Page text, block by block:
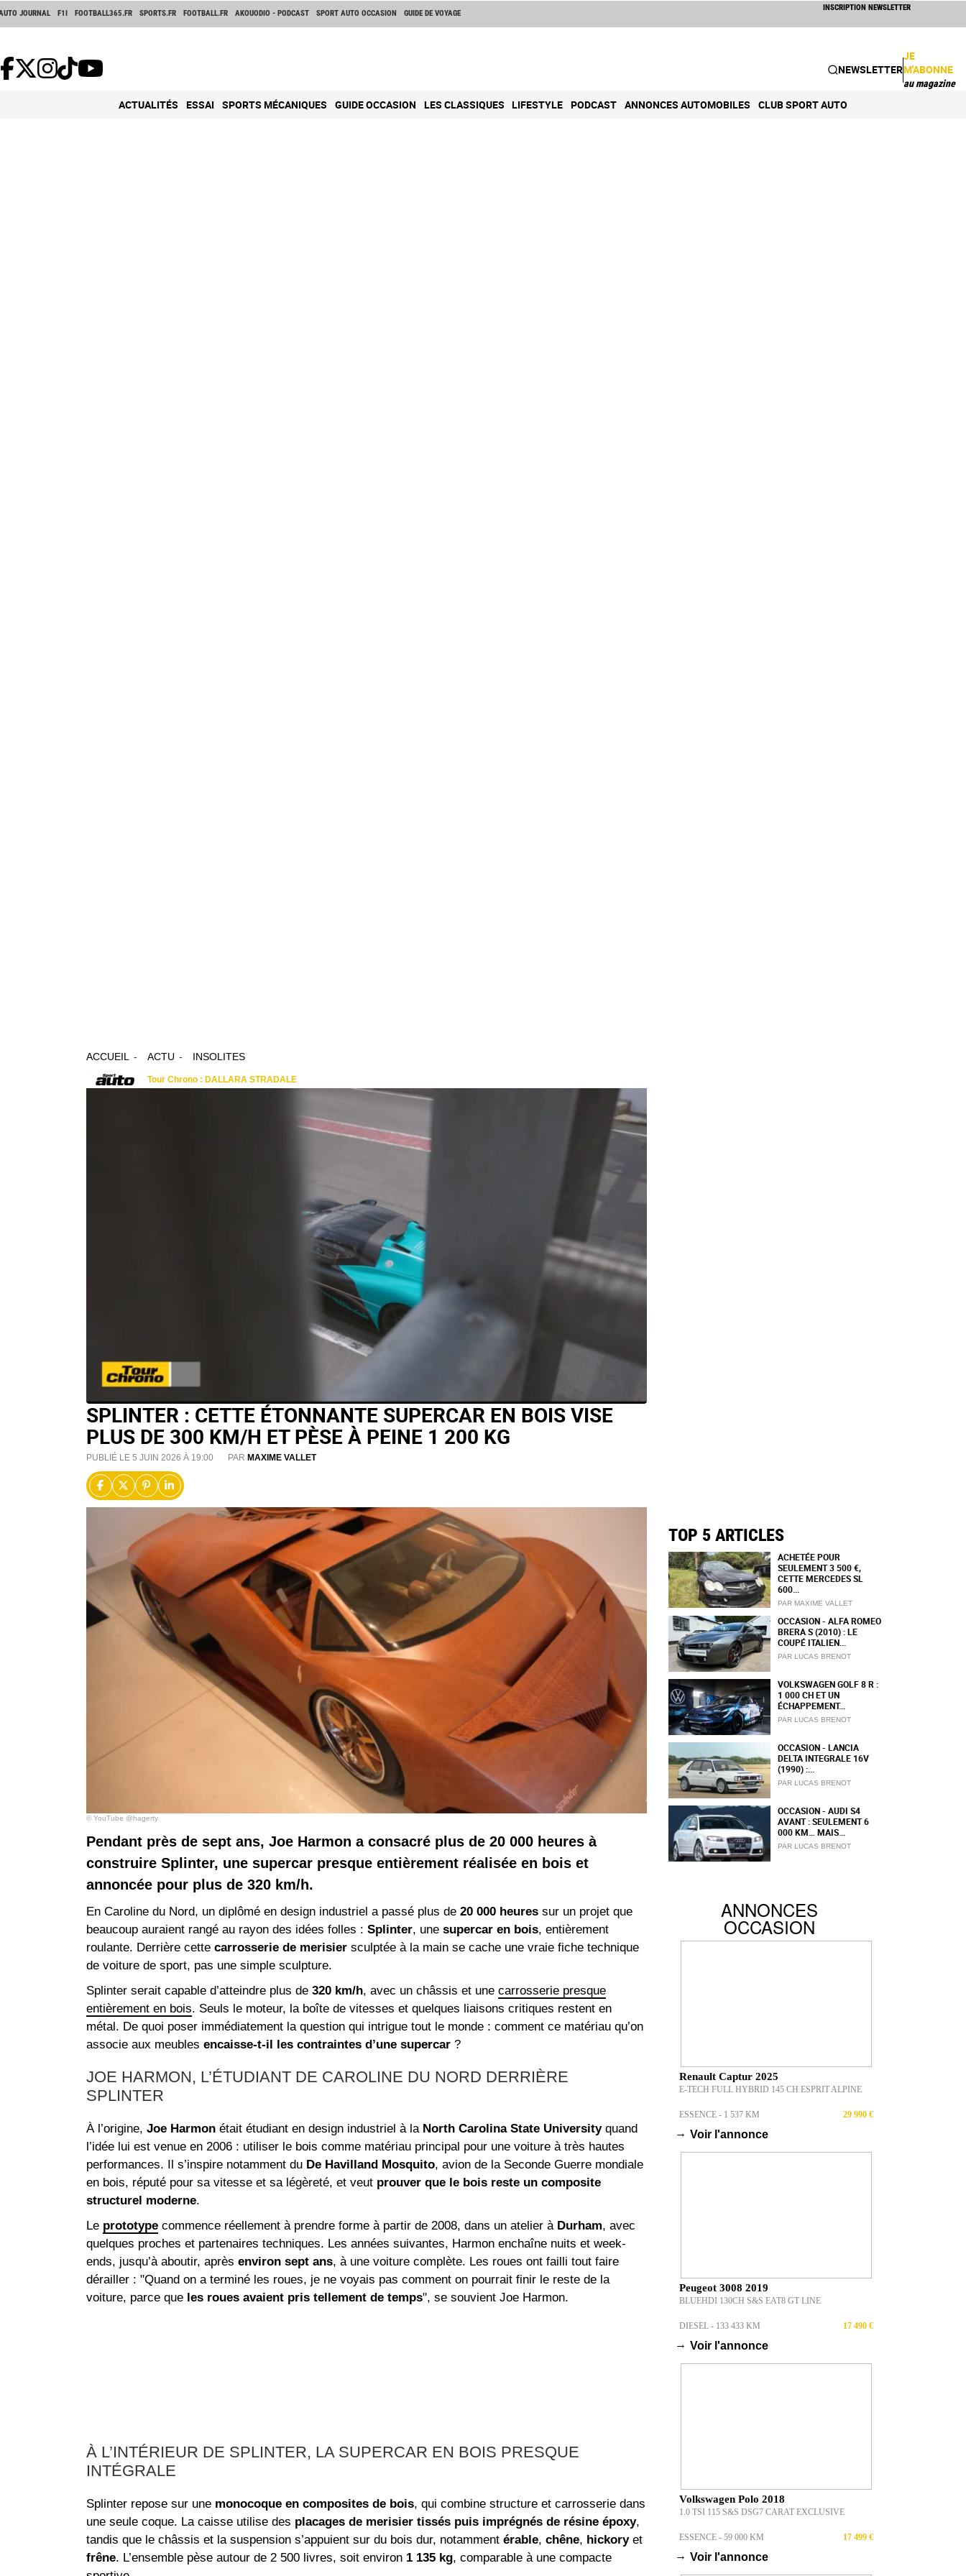
JOURNAL F1I FOOTBALL365.FR SPORTS.FR FOOTBALL.FR AKOUODIO - PODCAST SPORT AUTO OCCASION GUIDE DE VOYAGE
INSCRIPTION NEWSLETTER
NEWSLETTER
JE
M'ABONNE
au magazine
ACTUALITÉS ESSAI SPORTS MÉCANIQUES GUIDE OCCASION LES CLASSIQUES LIFESTYLE PODCAST ANNONCES AUTOMOBILES CLUB SPORT AUTO
ACCUEIL ACTU INSOLITES
SPLINTER : CETTE ÉTONNANTE SUPERCAR EN BOIS VISE
PLUS DE 300 KM/H ET PÈSE À PEINE 1 200 KG
PUBLIÉ LE 5 JUIN 2026 À 19:00 PAR MAXIME VALLET
© YouTube @hagerty
Pendant près de sept ans, Joe Harmon a consacré plus de 20 000 heures à
construire Splinter, une supercar presque entièrement réalisée en bois et
annoncée pour plus de 320 km/h.
En Caroline du Nord, un diplômé en design industriel a passé plus de 20 000 heuressur un projet que
beaucoup auraient rangé au rayon des idées folles : Splinter, une supercar en bois, entièrement
roulante. Derrière cette carrosserie de merisiersculptée à la main se cache une vraie fiche technique
de voiture de sport, pas une simple sculpture.
Splinter serait capable d’atteindre plus de 320 km/h, avec un châssis et une carrosserie presque
entièrement en bois. Seuls le moteur, la boîte de vitesses et quelques liaisons critiques restent en
métal. De quoi poser immédiatement la question qui intrigue tout le monde : comment ce matériau qu’on
associe aux meubles encaisse-t-il les contraintes d’une supercar?
JOE HARMON, L’ÉTUDIANT DE CAROLINE DU NORD DERRIÈRE
SPLINTER
À l’origine, Joe Harmonétait étudiant en design industriel à la North Carolina State Universityquand
l’idée lui est venue en 2006 : utiliser le bois comme matériau principal pour une voiture à très hautes
performances. Il s’inspire notamment du De Havilland Mosquito, avion de la Seconde Guerre mondiale
en bois, réputé pour sa vitesse et sa légèreté, et veut prouver que le bois reste un composite
structurel moderne.
Le prototypecommence réellement à prendre forme à partir de 2008, dans un atelier à Durham, avec
quelques proches et partenaires techniques. Les années suivantes, Harmon enchaîne nuits et week-
ends, jusqu’à aboutir, après environ sept ans, à une voiture complète. Les roues ont failli tout faire
dérailler : "Quand on a terminé les roues, je ne voyais pas comment on pourrait finir le reste de la
voiture, parce que les roues avaient pris tellement de temps", se souvient Joe Harmon.
À L’INTÉRIEUR DE SPLINTER, LA SUPERCAR EN BOIS PRESQUE
INTÉGRALE
Splinter repose sur une monocoque en composites de bois, qui combine structure et carrosserie dans
une seule coque. La caisse utilise des placages de merisier tissés puis imprégnés de résine époxy,
tandis que le châssis et la suspension s’appuient sur du bois dur, notamment érable, chêne, hickoryet
frêne. L’ensemble pèse autour de 2 500 livres, soit environ 1 135 kg, comparable à une compacte
TOP 5 ARTICLES
ACHETÉE POUR
SEULEMENT 3 500 €,
CETTE MERCEDES SL
600...
PAR MAXIME VALLET
OCCASION - ALFA ROMEO
BRERA S (2010) : LE
COUPÉ ITALIEN...
PAR LUCAS BRENOT
VOLKSWAGEN GOLF 8 R :
1 000 CH ET UN
ÉCHAPPEMENT...
PAR LUCAS BRENOT
OCCASION - LANCIA
DELTA INTEGRALE 16V
(1990) :...
PAR LUCAS BRENOT
OCCASION - AUDI S4
AVANT : SEULEMENT 6
000 KM… MAIS...
PAR LUCAS BRENOT
ANNONCES
OCCASION
Renault Captur 2025
E-TECH FULL HYBRID 145 CH ESPRIT ALPINE
ESSENCE - 1 537 KM 29 990 €
→ Voir l'annonce
Peugeot 3008 2019
BLUEHDI 130CH S&S EAT8 GT LINE
DIESEL - 133 433 KM 17 490 €
→ Voir l'annonce
Volkswagen Polo 2018
1.0 TSI 115 S&S DSG7 CARAT EXCLUSIVE
ESSENCE - 59 000 KM 17 499 €
→ Voir l'annonce